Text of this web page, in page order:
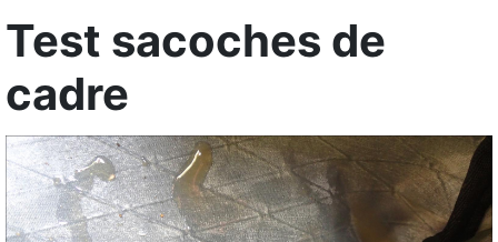
Test sacoches de
cadre